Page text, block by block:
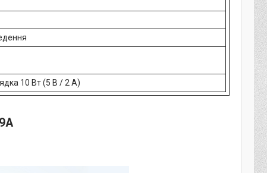
10 Вт (5 В / 2 А)